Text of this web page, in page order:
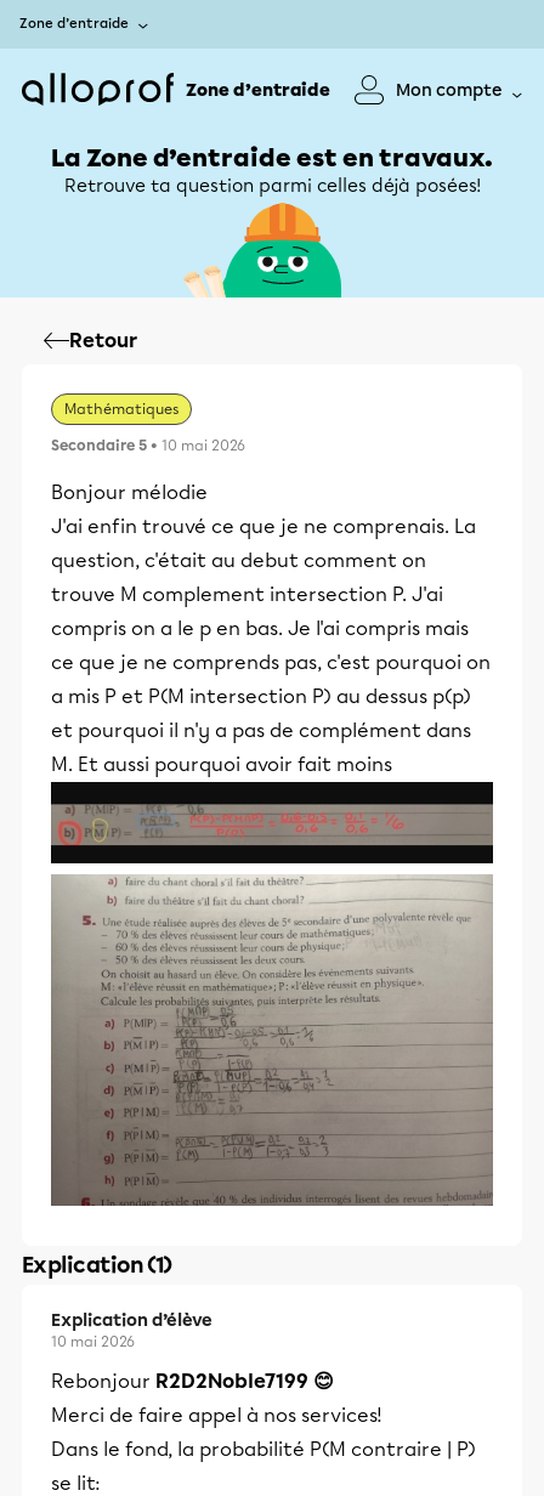
Zone d’entraide
Zone d’entraide Mon compte
La Zone d’entraide est en travaux.
Retrouve ta question parmi celles déjà posées!
Retour
Mathématiques
Secondaire 5 • 10 mai 2026
Bonjour mélodie
J'ai enfin trouvé ce que je ne comprenais. La
question, c'était au debut comment on
trouve M complement intersection P. J'ai
compris on a le p en bas. Je l'ai compris mais
ce que je ne comprends pas, c'est pourquoi on
a mis P et P(M intersection P) au dessus p(p)
et pourquoi il n'y a pas de complément dans
M. Et aussi pourquoi avoir fait moins
Explication (1)
Explication d’élève
10 mai 2026
Rebonjour R2D2Noble7199 😊
Merci de faire appel à nos services!
Dans le fond, la probabilité P(M contraire | P)
se lit: